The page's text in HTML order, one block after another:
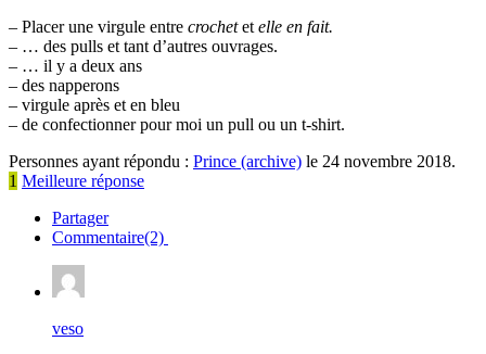
– Placer une virgule entre crochetet elle en fait.
– … des pulls et tant d’autres ouvrages.
– … il y a deux ans
– des napperons
– virgule après et en bleu
– de confectionner pour moi un pull ou un t-shirt.
Personnes ayant répondu : Prince (archive) le 24 novembre 2018.
1 Meilleure réponse
Partager
Commentaire(2)
veso